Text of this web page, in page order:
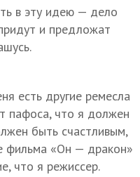
в эту идею — дело
и предложат
есть другие ремесла
пафоса, что я должен
быть счастливым,
фильма «Он — дракон»
что я режиссер.